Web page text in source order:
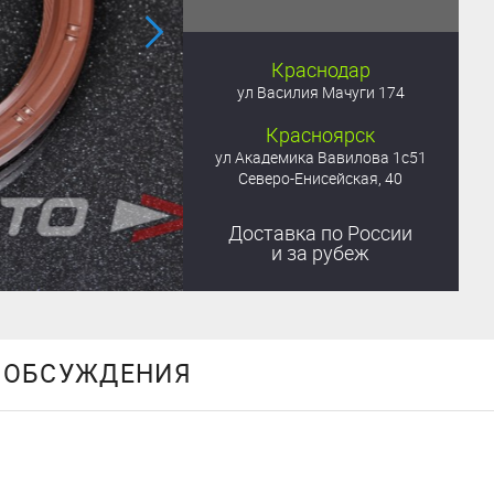
Краснодар
ул Василия Мачуги 174
Красноярск
ул Академика Вавилова 1с51
Северо-Енисейская, 40
Доставка по России
и за рубеж
ОБСУЖДЕНИЯ